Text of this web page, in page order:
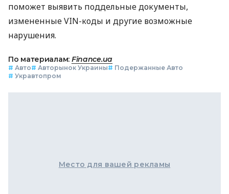
поможет выявить поддельные документы,
измененные VIN-коды и другие возможные
нарушения.
По материалам: Finance.ua
# Авто# Авторынок Украины# Подержанные Авто
# Укравтопром
Место для вашей рекламы